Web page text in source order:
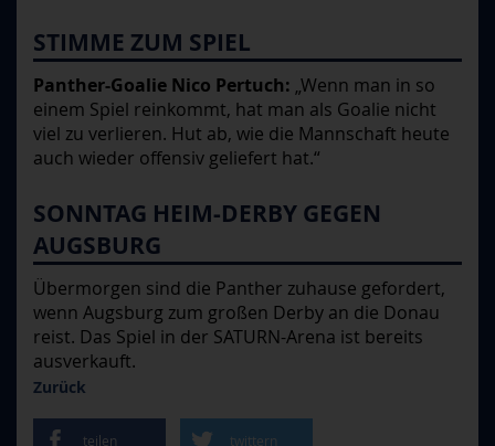
STIMME ZUM SPIEL
Panther-Goalie Nico Pertuch: „Wenn man in so
einem Spiel reinkommt, hat man als Goalie nicht
viel zu verlieren. Hut ab, wie die Mannschaft heute
auch wieder offensiv geliefert hat.“
SONNTAG HEIM-DERBY GEGEN
AUGSBURG
Übermorgen sind die Panther zuhause gefordert,
wenn Augsburg zum großen Derby an die Donau
reist. Das Spiel in der SATURN-Arena ist bereits
ausverkauft.
Zurück
teilen twittern